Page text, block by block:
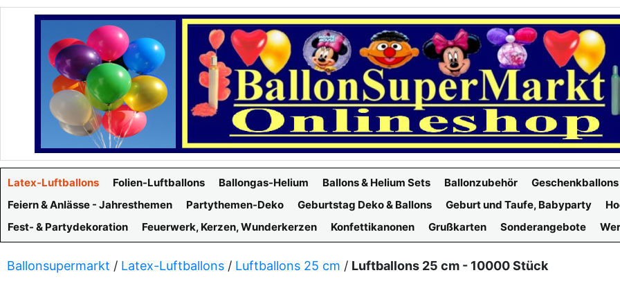
Latex-Luftballons Folien-Luftballons Ballongas-Helium Ballons & Helium Sets Ballonzubehör Geschenkballons
Feiern & Anlässe - Jahresthemen
Partythemen-Deko Geburtstag Deko & Ballons Geburt und Taufe, Babyparty
Fest- & Partydekoration
Feuerwerk, Kerzen, Wunderkerzen Konfettikanonen Grußkarten Sonderangebote
Ballonsupermarkt / Latex-Luftballons / Luftballons 25 cm / Luftballons 25 cm - 10000 Stück